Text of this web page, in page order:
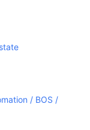
/ BOS /